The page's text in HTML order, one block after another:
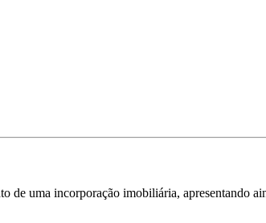
de uma incorporação imobiliária, apresentando